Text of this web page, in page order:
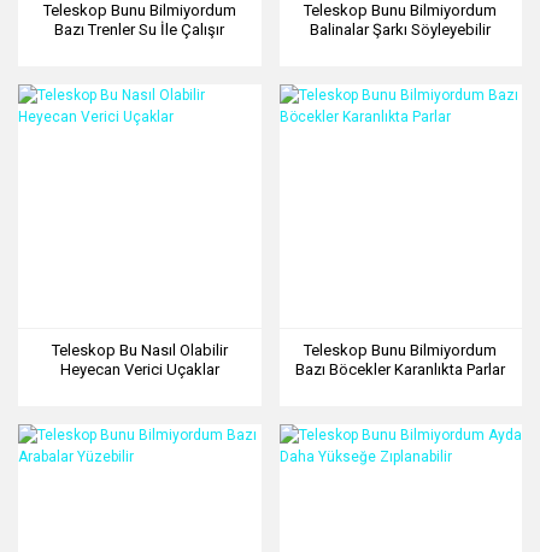
Teleskop Bunu Bilmiyordum
Bazı Trenler Su İle Çalışır
Teleskop Bunu Bilmiyordum
Balinalar Şarkı Söyleyebilir
Teleskop Bu Nasıl Olabilir
Heyecan Verici Uçaklar
Teleskop Bunu Bilmiyordum
Bazı Böcekler Karanlıkta Parlar